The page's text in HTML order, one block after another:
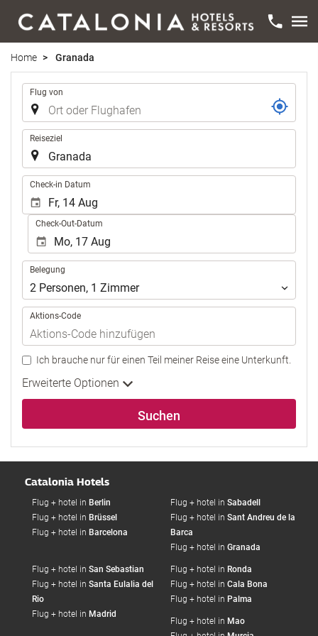
Home Granada
Strecke
Flug von
Reiseziel
Check-in Datum
Check-Out-Datum
Belegung
Belegung
2 Personen, 1 Zimmer
Aktions-Code
Ich brauche nur für einen Teil meiner Reise eine Unterkunft.
Erweiterte Optionen
Suchen
Catalonia Hotels
Flug + hotel in Berlin
Flug + hotel in Brüssel
Flug + hotel in Barcelona
Flug + hotel in Sabadell
Flug + hotel in Sant Andreu de la
Barca
Flug + hotel in Granada
Flug + hotel in San Sebastian
Flug + hotel in Santa Eulalia del
Rio
Flug + hotel in Madrid
Flug + hotel in Ronda
Flug + hotel in Cala Bona
Flug + hotel in Palma
Flug + hotel in Mao